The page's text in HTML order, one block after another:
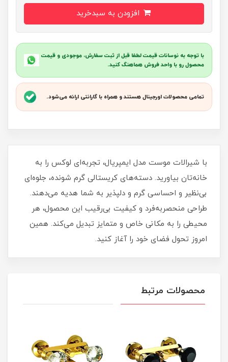
با توجه به نوسانات قیمت لطفا قبل از ثبت سفارش، موجودی و قیمت
محصول رو با واحد فروش هماهنگ کنید.
تمامی محصولات اورجینال هستند و همراه با گارانتی ارائه می‌شود.
با شیرالات موست مدل ایمپریال، تجربه‌ای لوکس را به
خانه‌تان بیاورید. دسته‌های کریستالی گرم شونده، جلوه‌ای
بی‌نظیر و احساسی گرم و دلپذیر به شما هدیه می‌دهند.
طراحی منحصربه‌فرد و کیفیت بی‌رقیب این محصول، هر
محیطی را به مکانی خاص و متمایز تبدیل می‌کند. همین
امروز تحول فضای خود را آغاز کنید.
محصولات مرتبط